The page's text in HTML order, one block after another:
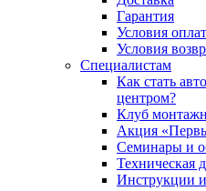
Гарантия
Условия
Условия
Специалистам
Как стать
центром?
Клуб
Акция
Семинары и
Техническая
Инструкции